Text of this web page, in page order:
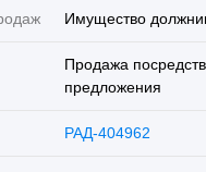
Имущество
Продажа
предложения
РАД-404962